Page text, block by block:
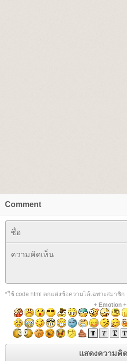
Comment
*ใช้ code html ตกแต่งข้อความได้เฉพาะสมาชิก
+ Emotion+